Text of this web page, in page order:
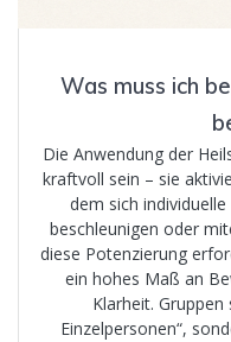
Was muss ich
Die Anwendung der
kraftvoll sein – sie
dem sich
beschleunigen oder
diese Potenzierung
ein hohes Maß an
Klarheit.
Einzelpersonen“,